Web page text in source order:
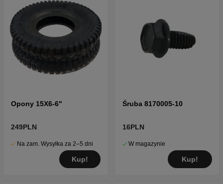
Opony 15X6-6"
249PLN
Na zam. Wysyłka za 2–5 dni
Kup!
Śruba 8170005-10
16PLN
W magazynie
Kup!